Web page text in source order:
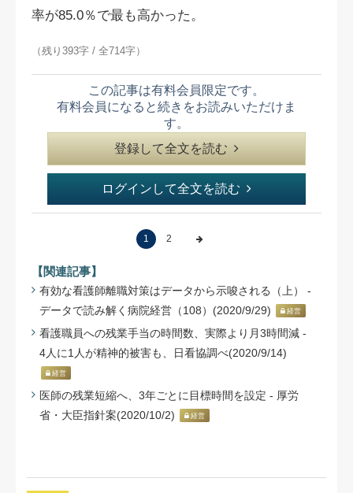
率が85.0％で最も高かった。
（残り393字 / 全714字）
この記事は有料会員限定です。
有料会員になると続きをお読みいただけま
す。
登録して全文を読む
ログインして全文を読む
1 2
【関連記事】
有効な看護師離職対策はデータから示唆される（上） -
データで読み解く病院経営（108）(2020/9/29)
経営
看護職員への残業手当の時間数、実際より月3時間減 -
4人に1人が精神的被害も、日看協調べ(2020/9/14)
経営
医師の残業短縮へ、3年ごとに目標時間を設定 - 厚労
省・大臣指針案(2020/10/2)
経営